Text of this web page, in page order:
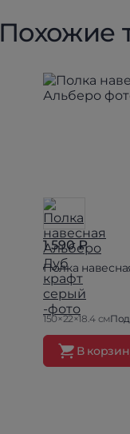
Похожие
1 590 ₽
Полка
150×22×18.4 смПод
В